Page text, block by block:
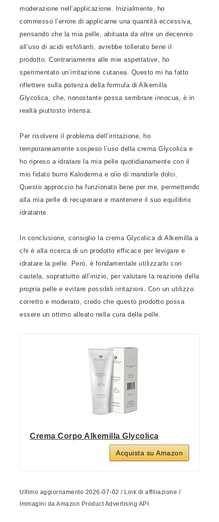
moderazione nell’applicazione. Inizialmente, ho
commesso l’errore di applicarne una quantità eccessiva,
pensando che la mia pelle, abituata da oltre un decennio
all’uso di acidi esfolianti, avrebbe tollerato bene il
prodotto. Contrariamente alle mie aspettative, ho
sperimentato un’irritazione cutanea. Questo mi ha fatto
riflettere sulla potenza della formula di Alkemilla
Glycolica, che, nonostante possa sembrare innocua, è in
realtà piuttosto intensa.
Per risolvere il problema dell’irritazione, ho
temporaneamente sospeso l’uso della crema Glycolica e
ho ripreso a idratare la mia pelle quotidianamente con il
mio fidato burro Kaloderma e olio di mandorle dolci.
Questo approccio ha funzionato bene per me, permettendo
alla mia pelle di recuperare e mantenere il suo equilibrio
idratante.
In conclusione, consiglio la crema Glycolica di Alkemilla a
chi è alla ricerca di un prodotto efficace per levigare e
idratare la pelle. Però, è fondamentale utilizzarlo con
cautela, soprattutto all’inizio, per valutare la reazione della
propria pelle e evitare possibili irritazioni. Con un utilizzo
corretto e moderato, credo che questo prodotto possa
essere un ottimo alleato nella cura della pelle.
Crema Corpo Alkemilla Glycolica
Acquista su Amazon
Ultimo aggiornamento 2026-07-02 / Link di affiliazione /
Immagini da Amazon Product Advertising API